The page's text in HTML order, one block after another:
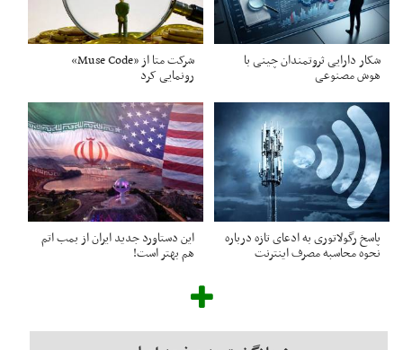
شکار دارایی ثروتمندان چینی با
هوش مصنوعی
شرکت متا از «Muse Code»
رونمایی کرد
پاسخ رگولاتوری به ادعای تازه درباره
نحوه محاسبه مصرف اینترنت
این دستاورد جدید ایران از بمب اتم
هم بهتر است!